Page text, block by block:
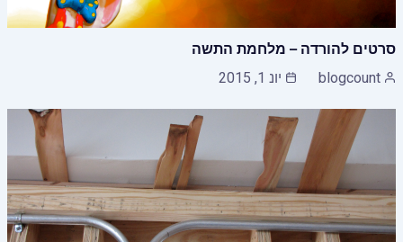
סרטים להורדה – מלחמת התשה
blogcount יונ 1, 2015